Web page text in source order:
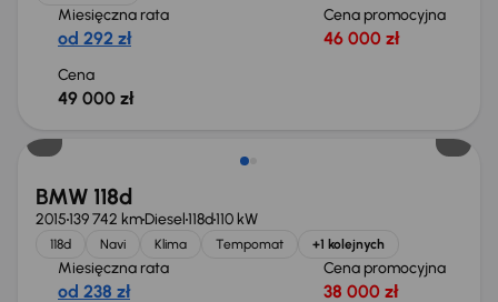
Miesięczna rata
od 292 zł
Cena promocyjna
46 000 zł
Cena
49 000 zł
BMW 118d
2015139 742 kmDiesel118d110 kW
118d Navi Klima Tempomat +1 kolejnych
Miesięczna rata
od 238 zł
Cena promocyjna
38 000 zł